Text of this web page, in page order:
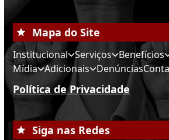
Mapa do Site
Institucional Serviços Benefícios
Mídia Adicionais Denúncias
Política de Privacidade
Siga nas Redes